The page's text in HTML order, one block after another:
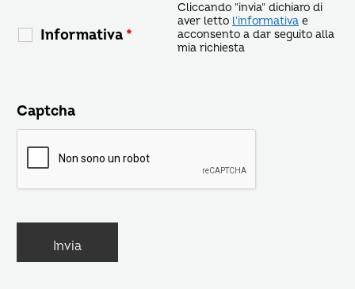
Informativa *
Cliccando "invia" dichiaro di
aver letto l'informativa e
acconsento a dar seguito alla
mia richiesta
Captcha